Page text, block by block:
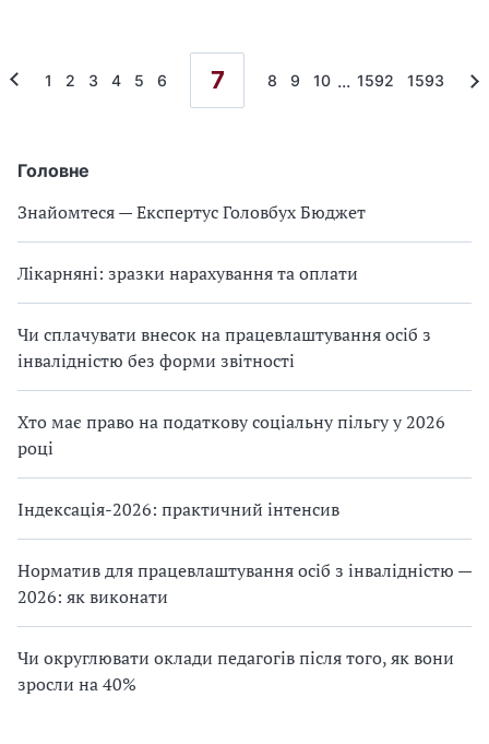
Головне
Знайомтеся — Експертус Головбух Бюджет
Лікарняні: зразки нарахування та оплати
Чи сплачувати внесок на працевлаштування осіб з
інвалідністю без форми звітності
Хто має право на податкову соціальну пільгу у 2026
році
Індексація-2026: практичний інтенсив
Норматив для працевлаштування осіб з інвалідністю —
2026: як виконати
Чи округлювати оклади педагогів після того, як вони
зросли на 40%
1 2 3 4 5 6 7 8 9 10 ... 1592 1593